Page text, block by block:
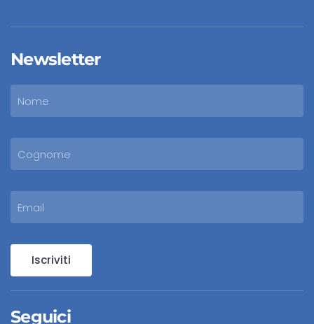
Newsletter
Iscriviti
Seguici